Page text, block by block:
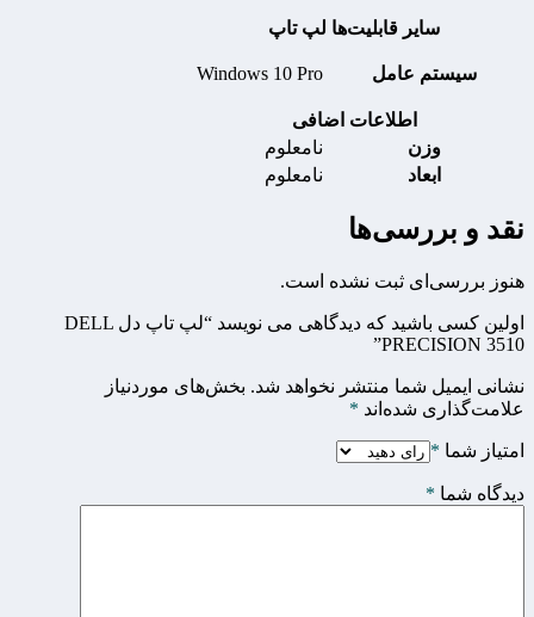
سایر قابلیت‌ها لپ تاپ
سیستم عامل Windows 10 Pro
اطلاعات اضافی
وزن
نامعلوم
ابعاد
نامعلوم
نقد و بررسی‌ها
هنوز بررسی‌ای ثبت نشده است.
اولین کسی باشید که دیدگاهی می نویسد “لپ تاپ دل DELL
PRECISION 3510”
نشانی ایمیل شما منتشر نخواهد شد. بخش‌های موردنیاز
علامت‌گذاری شده‌اند *
امتیاز شما *
دیدگاه شما *